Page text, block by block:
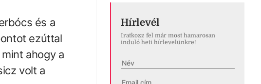
és a
ezúttal
ahogy a
volt a
Hírlevél
Iratkozz fel már most hamarosan
induló heti hírlevelünkre!